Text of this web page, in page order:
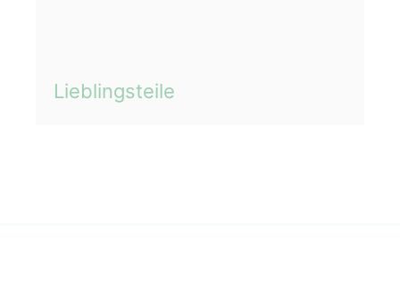
Lieblingsteile